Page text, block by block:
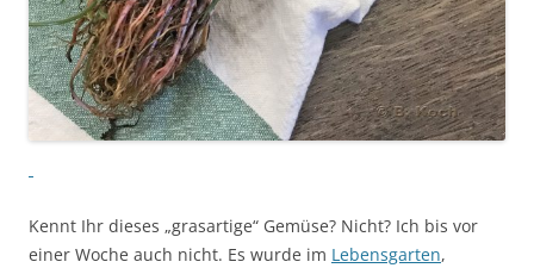
Kennt Ihr dieses „grasartige“ Gemüse? Nicht? Ich bis vor
einer Woche auch nicht. Es wurde im Lebensgarten,